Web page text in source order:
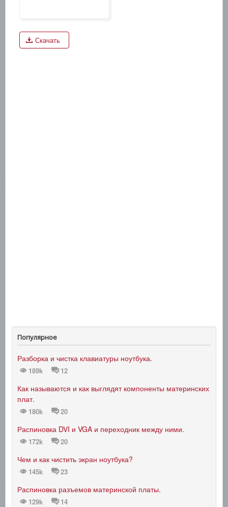
Скачать
Популярное
Разборка и чистка клавиатуры ноутбука.
189k 12
Как называются и как выглядят компоненты материнских
плат.
180k 20
Распиновка DVI и VGA и переходник между ними.
172k 20
Чем и как чистить экран ноутбука?
145k 23
Распиновка разъемов материнской платы.
129k 14